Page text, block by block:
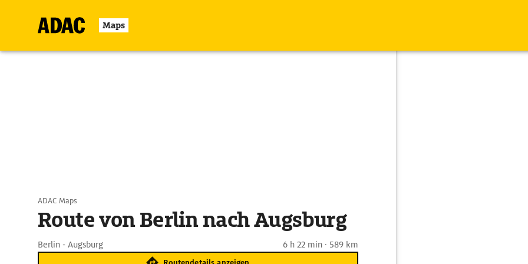
Maps
ADAC Maps
Route von Berlin nach Augsburg
Berlin - Augsburg 6 h 22 min · 589 km